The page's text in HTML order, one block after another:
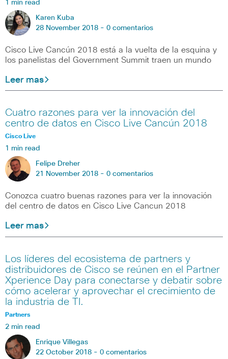
1 min read
Karen Kuba
28 November 2018 - 0 comentarios
Cisco Live Cancún 2018 está a la vuelta de la esquina y
los panelistas del Government Summit traen un mundo
Leer mas
Cuatro razones para ver la innovación del
centro de datos en Cisco Live Cancún 2018
Cisco Live
1 min read
Felipe Dreher
21 November 2018 - 0 comentarios
Conozca cuatro buenas razones para ver la innovación
del centro de datos en Cisco Live Cancun 2018
Leer mas
Los líderes del ecosistema de partners y
distribuidores de Cisco se reúnen en el Partner
Xperience Day para conectarse y debatir sobre
cómo acelerar y aprovechar el crecimiento de
la industria de TI.
Partners
2 min read
Enrique Villegas
22 October 2018 - 0 comentarios